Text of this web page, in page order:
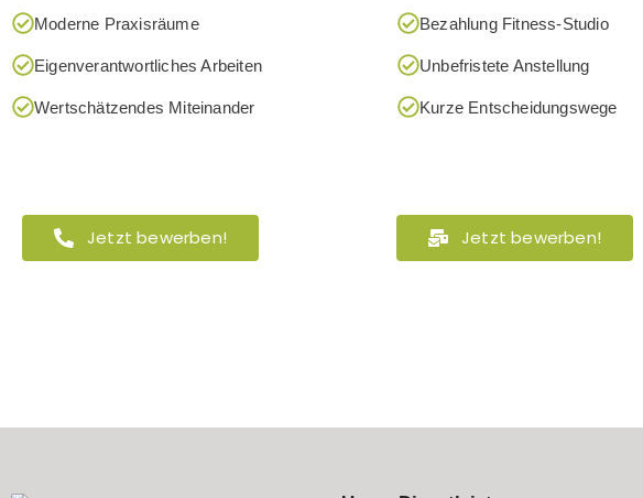
Moderne Praxisräume
Eigenverantwortliches Arbeiten
Wertschätzendes Miteinander
Bezahlung Fitness-Studio
Unbefristete Anstellung
Kurze Entscheidungswege
Jetzt bewerben! Jetzt bewerben!